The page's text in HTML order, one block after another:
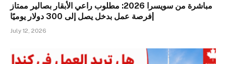
مباشرة من سويسرا 2026: مطلوب راعي الأبقار بصالير ممتاز
|فرصة عمل بدخل يصل إلى 300 دولار يوميًا
July 12, 2026